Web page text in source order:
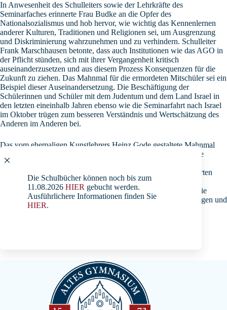
Die Schulbücher können noch bis zum
11.08.2026 HIER gebucht werden.
Ausführlichere Informationen finden Sie
HIER.
In Anwesenheit des Schulleiters sowie der Lehrkräfte des
Seminarfaches erinnerte Frau Budke an die Opfer des
Nationalsozialismus und hob hervor, wie wichtig das Kennenlernen
anderer Kulturen, Traditionen und Religionen sei, um Ausgrenzung
und Diskriminierung wahrzunehmen und zu verhindern. Schulleiter
Frank Marschhausen betonte, dass auch Institutionen wie das AGO in
der Pflicht stünden, sich mit ihrer Vergangenheit kritisch
auseinanderzusetzen und aus diesem Prozess Konsequenzen für die
Zukunft zu ziehen. Das Mahnmal für die ermordeten Mitschüler sei ein
Beispiel dieser Auseinandersetzung. Die Beschäftigung der
Schülerinnen und Schüler mit dem Judentum und dem Land Israel in
den letzten eineinhalb Jahren ebenso wie die Seminarfahrt nach Israel
im Oktober trügen zum besseren Verständnis und Wertschätzung des
Anderen im Anderen bei.
Das vom ehemaligen Kunstlehrers Heinz Gode gestaltete Mahnmal
erinnert an sechs ehemalige Schüler des Alten Gymnasiums, die
zunächst aus der Schulgemeinschaft ausgestoßen und dann in
Auschwitz ermordet wurden. Durch die im Mahnmal aufgeführten
Namen werden diese Schüler gleichsam wieder in die
Schulgemeinschaft aufgenommen. Das Mahnmal verpflichtet die
Schülerinnen und Schüler des Alten Gymnasiums, Ausgrenzungen und
Diskriminierungen als inhuman zu erkennen und entschieden